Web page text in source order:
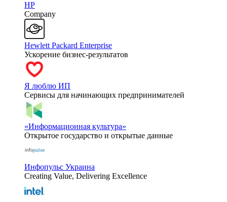
HP
Company
Hewlett Packard Enterprise
Ускорение бизнес-результатов
Я люблю ИП
Сервисы для начинающих предпринимателей
«Информационная культура»
Открытое государство и открытые данные
Инфопульс Украина
Creating Value, Delivering Excellence